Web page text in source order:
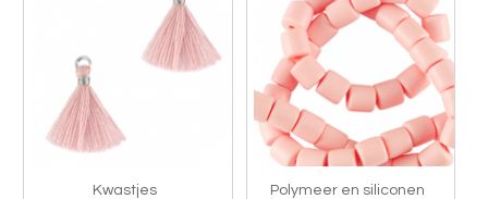
Kwastjes
Polymeer en siliconen